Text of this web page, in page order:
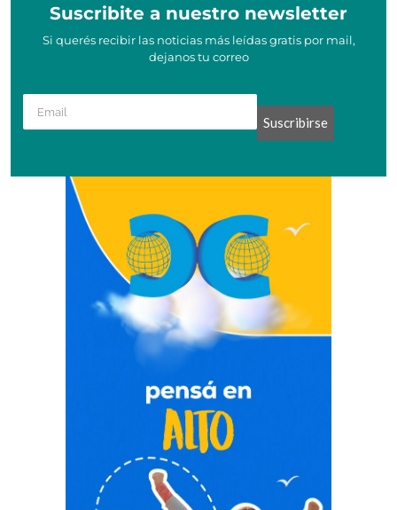
Suscribite a nuestro newsletter
Si querés recibir las noticias más leídas gratis por mail,
dejanos tu correo
Suscribirse